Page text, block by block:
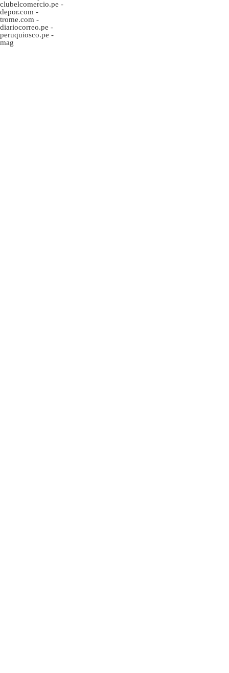
clubelcomercio.pe -
depor.com -
trome.com -
diariocorreo.pe -
peruquiosco.pe -
mag